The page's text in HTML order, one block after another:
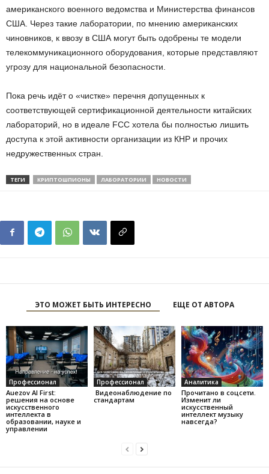
американского военного ведомства и Министерства финансов
США. Через такие лаборатории, по мнению американских
чиновников, к ввозу в США могут быть одобрены те модели
телекоммуникационного оборудования, которые представляют
угрозу для национальной безопасности.
Пока речь идёт о «чистке» перечня допущенных к
соответствующей сертификационной деятельности китайских
лабораторий, но в идеале FCC хотела бы полностью лишить
доступа к этой активности организации из КНР и прочих
недружественных стран.
ТЕГИ КРИПТОШПИОНЫ ЛАБОРАТОРИИ НОВОСТИ
ЭТО МОЖЕТ БЫТЬ ИНТЕРЕСНО ЕЩЕ ОТ АВТОРА
Профессионал
Auezov AI First:
решения на основе
искусственного
интеллекта в
образовании, науке и
управлении
Профессионал
Видеонаблюдение по
стандартам
Аналитика
Прочитано в соцсети.
Изменит ли
искусственный
интеллект музыку
навсегда?